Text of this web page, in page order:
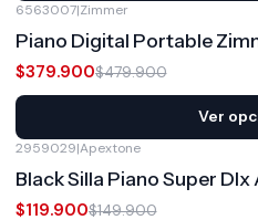
6563007|Zimmer
Piano Digital Portable
$379.900$479.900
Ver
OFF
2959029|Apextone
Black Silla Piano Super Dlx
$119.900$149.900